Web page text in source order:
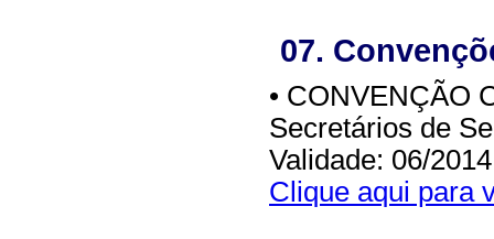
07.
• CONVENÇÃO
Secretários de
Validade: 06/
Clique aqui para